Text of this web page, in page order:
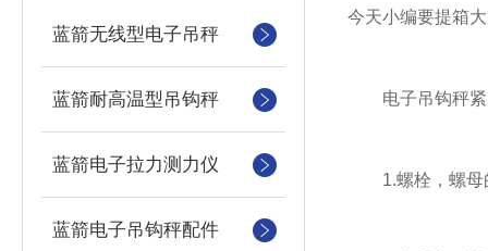
蓝箭无线型电子吊秤
蓝箭耐高温型吊钩秤
蓝箭电子拉力测力仪
蓝箭电子吊钩秤配件
今天小编要提箱
电子吊钩秤紧
1.螺栓，螺母的